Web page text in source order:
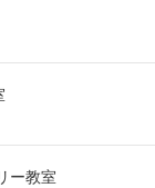
ー教室